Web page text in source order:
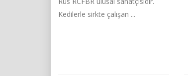
Kedilerle sirkte çalışan ...